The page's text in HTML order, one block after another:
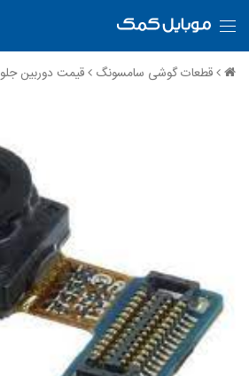
قطعات گوشی سامسونگ قیمت دوربین جلو A7 2016 سامسونگ